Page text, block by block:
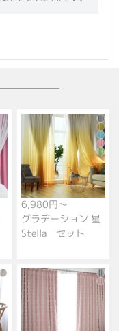
6,980円～
グラデーション 星
Stella セット